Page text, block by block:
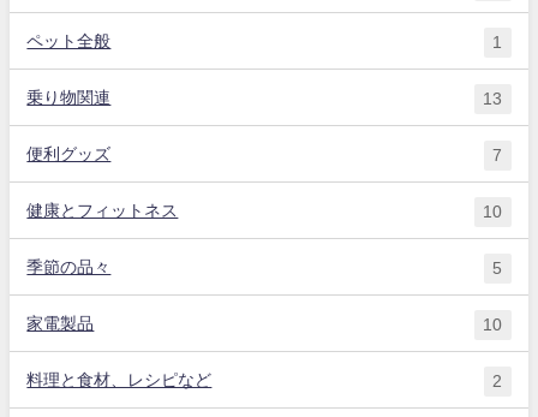
ペット全般 1
乗り物関連 13
便利グッズ 7
健康とフィットネス 10
季節の品々 5
家電製品 10
料理と食材、レシピなど 2